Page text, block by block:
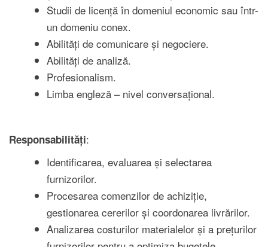
Studii de licență în domeniul economic sau într-
un domeniu conex.
Abilități de comunicare și negociere.
Abilități de analiză.
Profesionalism.
Limba engleză – nivel conversațional.
Responsabilități:
Identificarea, evaluarea și selectarea
furnizorilor.
Procesarea comenzilor de achiziție,
gestionarea cererilor și coordonarea livrărilor.
Analizarea costurilor materialelor și a prețurilor